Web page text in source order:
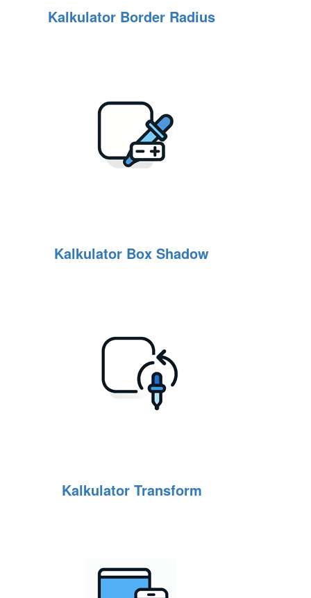
Kalkulator Border Radius
Kalkulator Box Shadow
Kalkulator Transform